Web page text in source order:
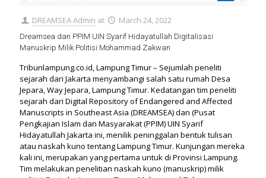
DREAMSEA Admin at March 24, 2022
Dreamsea dan PPIM UIN Syarif Hidayatullah Digitalisasi
Manuskrip Milik Politisi Mohammad Zakwan
Tribunlampung.co.id, Lampung Timur – Sejumlah peneliti
sejarah dari Jakarta menyambangi salah satu rumah Desa
Jepara, Way Jepara, Lampung Timur. Kedatangan tim peneliti
sejarah dari Digital Repository of Endangered and Affected
Manuscripts in Southeast Asia (DREAMSEA) dan (Pusat
Pengkajian Islam dan Masyarakat (PPIM) UIN Syarif
Hidayatullah Jakarta ini, menilik peninggalan bentuk tulisan
atau naskah kuno tentang Lampung Timur. Kunjungan mereka
kali ini, merupakan yang pertama untuk di Provinsi Lampung.
Tim melakukan penelitian naskah kuno (manuskrip) milik